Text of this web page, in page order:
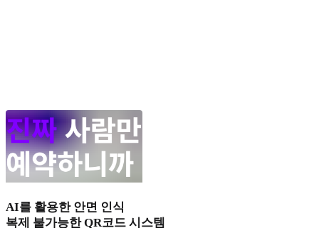
AI를 활용한 안면 인식
복제 불가능한 QR코드 시스템